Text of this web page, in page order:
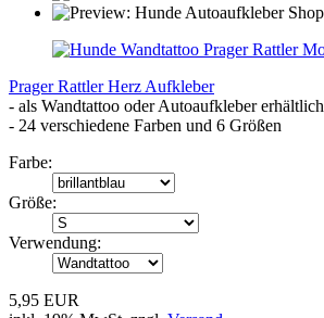
Prager Rattler Herz Aufkleber
- als Wandtattoo oder Autoaufkleber erhältlich
- 24 verschiedene Farben und 6 Größen
Farbe:
Größe:
Verwendung:
5,95 EUR